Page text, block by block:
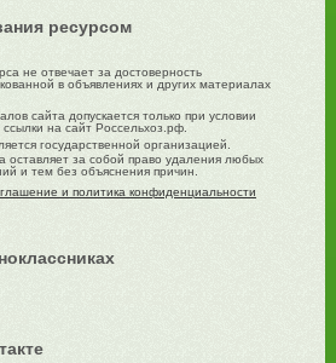
ресурсом
не отвечает за достоверность
в объявлениях и других материалах
сайта допускается только при условии
на сайт Россельхоз.рф.
государственной организацией.
оставляет за собой право удаления любых
и тем без объяснения причин.
и политика конфиденциальности